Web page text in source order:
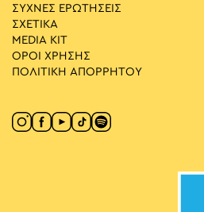
ΣΥΧΝΕΣ ΕΡΩΤΗΣΕΙΣ
ΣΧΕΤΙΚΑ
MEDIA ΚIT
ΟΡΟΙ ΧΡΗΣΗΣ
ΠΟΛΙΤΙΚΗ ΑΠΟΡΡΗΤΟΥ